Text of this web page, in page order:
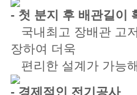
- 첫 분지 후 배관길이
국내최고 장배관 고
장하여 더욱
편리한 설계가 가능
- 경제적인 전기공사